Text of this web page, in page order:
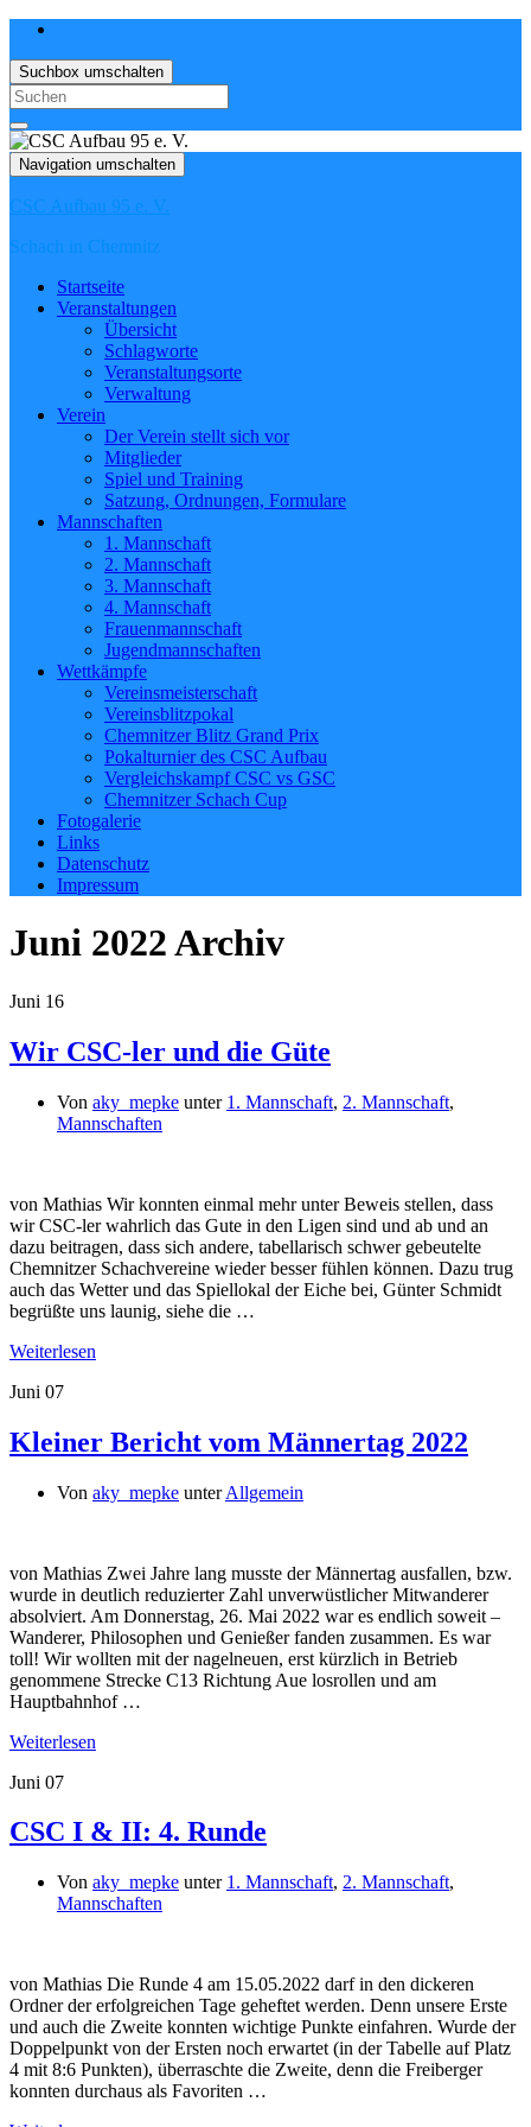
Suchbox umschalten
Search
for:
Navigation umschalten
CSC Aufbau 95 e. V.
Schach in Chemnitz
Startseite
Veranstaltungen
Übersicht
Schlagworte
Veranstaltungsorte
Verwaltung
Verein
Der Verein stellt sich vor
Mitglieder
Spiel und Training
Satzung, Ordnungen, Formulare
Mannschaften
1. Mannschaft
2. Mannschaft
3. Mannschaft
4. Mannschaft
Frauenmannschaft
Jugendmannschaften
Wettkämpfe
Vereinsmeisterschaft
Vereinsblitzpokal
Chemnitzer Blitz Grand Prix
Pokalturnier des CSC Aufbau
Vergleichskampf CSC vs GSC
Chemnitzer Schach Cup
Fotogalerie
Links
Datenschutz
Impressum
Juni 2022Archiv
Juni 16
Wir CSC-ler und die Güte
Von aky_mepke unter 1. Mannschaft, 2. Mannschaft,
Mannschaften
von Mathias Wir konnten einmal mehr unter Beweis stellen, dass
wir CSC-ler wahrlich das Gute in den Ligen sind und ab und an
dazu beitragen, dass sich andere, tabellarisch schwer gebeutelte
Chemnitzer Schachvereine wieder besser fühlen können. Dazu trug
auch das Wetter und das Spiellokal der Eiche bei, Günter Schmidt
begrüßte uns launig, siehe die …
Weiterlesen
Juni 07
Kleiner Bericht vom Männertag 2022
Von aky_mepke unterAllgemein
von Mathias Zwei Jahre lang musste der Männertag ausfallen, bzw.
wurde in deutlich reduzierter Zahl unverwüstlicher Mitwanderer
absolviert. Am Donnerstag, 26. Mai 2022 war es endlich soweit –
Wanderer, Philosophen und Genießer fanden zusammen. Es war
toll! Wir wollten mit der nagelneuen, erst kürzlich in Betrieb
genommene Strecke C13 Richtung Aue losrollen und am
Hauptbahnhof …
Weiterlesen
Juni 07
CSC I & II: 4. Runde
Von aky_mepke unter 1. Mannschaft, 2. Mannschaft,
Mannschaften
von Mathias Die Runde 4 am 15.05.2022 darf in den dickeren
Ordner der erfolgreichen Tage geheftet werden. Denn unsere Erste
und auch die Zweite konnten wichtige Punkte einfahren. Wurde der
Doppelpunkt von der Ersten noch erwartet (in der Tabelle auf Platz
4 mit 8:6 Punkten), überraschte die Zweite, denn die Freiberger
konnten durchaus als Favoriten …